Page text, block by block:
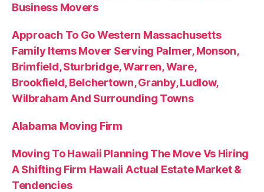
Business Movers
Approach To Go Western Massachusetts
Family Items Mover Serving Palmer, Monson,
Brimfield, Sturbridge, Warren, Ware,
Brookfield, Belchertown, Granby, Ludlow,
Wilbraham And Surrounding Towns
Alabama Moving Firm
Moving To Hawaii Planning The Move Vs Hiring
A Shifting Firm Hawaii Actual Estate Market &
Tendencies